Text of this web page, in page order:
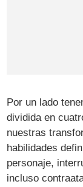
Por un lado
dividida en
nuestras
habilidades
personaje,
incluso